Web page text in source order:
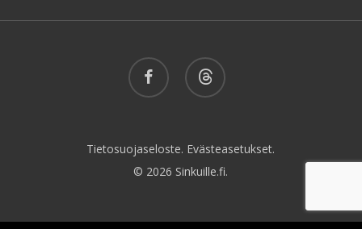
facebook threads
Tietosuojaseloste. Evästeasetukset.
© 2026 Sinkuille.fi.